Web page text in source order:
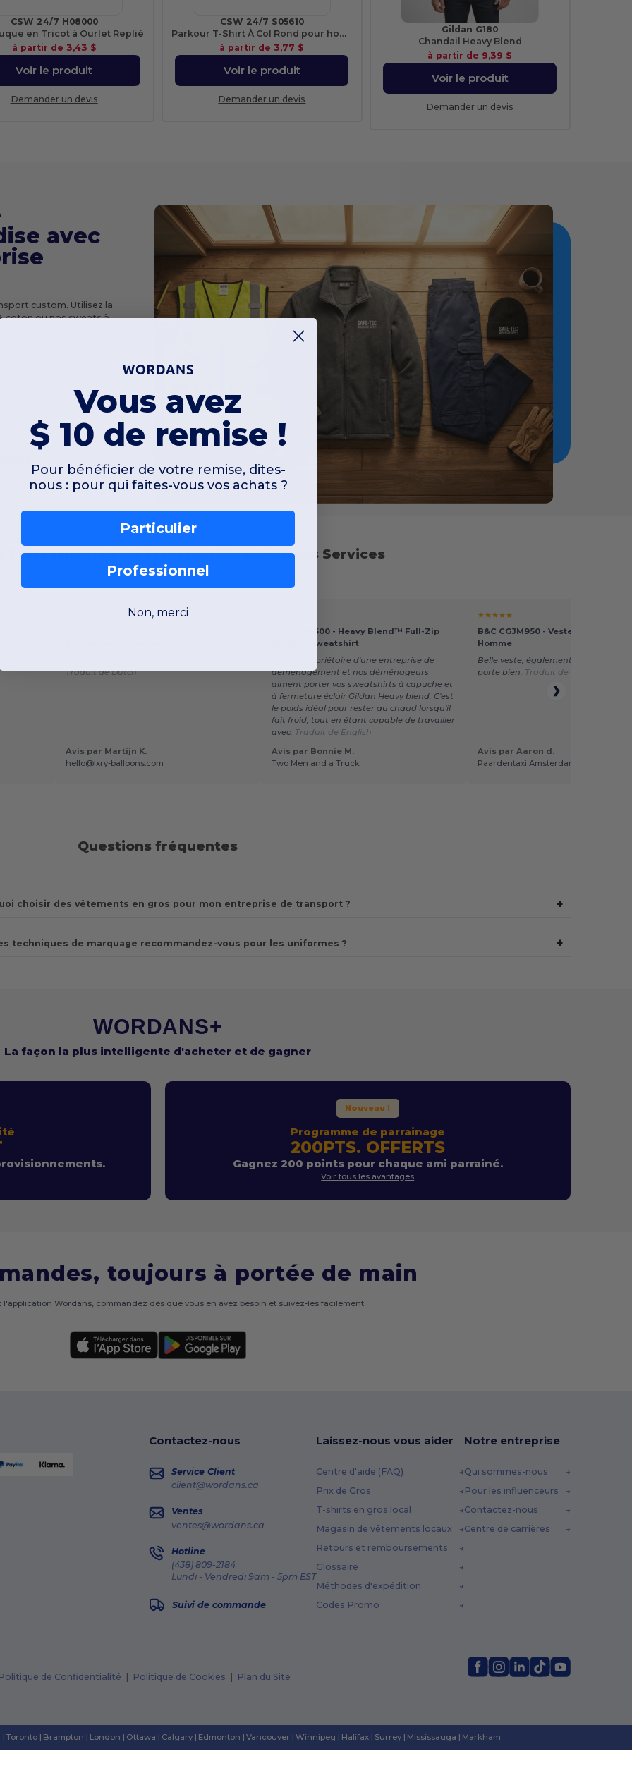
CSW 24/7 H08000
en Tricot à Ourlet Replié
à partir de 3,43 $
Voir le produit
Demander un devis
CSW 24/7 S05610
Parkour T-Shirt À Col Rond pour homme
à partir de 3,77 $
Voir le produit
Demander un devis
Gildan G180
Chandail Heavy Blend
à partir de 9,39 $
Voir le produit
Demander un devis
avec
custom. Utilisez la
coton ou nos sweats à
renforcent la
durable
de vos produits
et visuels
engagement durable
Professionnels du Transport Disent de nos Services
épais
je
Traduit de Dutch
Avis par Martijn K.
hello@lxry-balloons.com
Gildan 18600 - Heavy Blend™ Full-Zip
Hooded Sweatshirt
Je suis propriétaire d'une entreprise de
déménagement et nos déménageurs
aiment porter vos sweatshirts à capuche et
à fermeture éclair Gildan Heavy blend. C'est
le poids idéal pour rester au chaud lorsqu'il
fait froid, tout en étant capable de travailler
avec. Traduit de English
Avis par Bonnie M.
Two Men and a Truck
★★★★★
B&C CGJM950 - Veste Capuche
Homme
Belle veste, également facile à
porte bien. Traduit de Dutch
Avis par Aaron d.
Paardentaxi Amsterdam
Questions fréquentes
choisir des vêtements en gros pour mon entreprise de transport ? +
techniques de marquage recommandez-vous pour les uniformes ? +
WORDANS+
La façon la plus intelligente d'acheter et de gagner
Nouveau !
Programme de parrainage
200PTS. OFFERTS
Gagnez 200 points pour chaque ami parrainé.
Voir tous les avantages
toujours à portée de main
l'application Wordans, commandez dès que vous en avez besoin et suivez-les facilement.
Contactez-nous
Service Client
client@wordans.ca
Ventes
ventes@wordans.ca
Hotline
(438) 809-2184
Lundi - Vendredi 9am - 5pm EST
Suivi de commande
Laissez-nous vous aider
Centre d'aide (FAQ)
Prix de Gros
T-shirts en gros local
Magasin de vêtements locaux
Retours et remboursements
Glossaire
Méthodes d'expédition
Codes Promo
Notre entreprise
Qui sommes-nous
Pour les influenceurs
Contactez-nous
Centre de carrières
Politique de Confidentialité Politique de Cookies Plan du Site
| Toronto | Brampton | London | Ottawa | Calgary | Edmonton | Vancouver | Winnipeg | Halifax | Surrey | Mississauga | Markham
Vous avez
$ 10 de remise !
Pour bénéficier de votre remise, dites-
nous : pour qui faites-vous vos achats ?
Particulier
Professionnel
Non, merci